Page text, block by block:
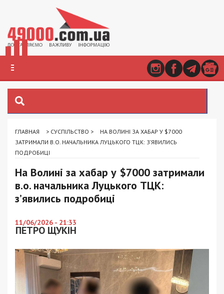
ГЛАВНАЯ > СУСПІЛЬСТВО >
НА ВОЛИНІ ЗА ХАБАР У $7000
ЗАТРИМАЛИ В.О. НАЧАЛЬНИКА ЛУЦЬКОГО ТЦК: З’ЯВИЛИСЬ
ПОДРОБИЦІ
На Волині за хабар у $7000 затримали
в.о. начальника Луцького ТЦК:
з’явились подробиці
11/06/2026 - 21:33
ПЕТРО ЩУКІН